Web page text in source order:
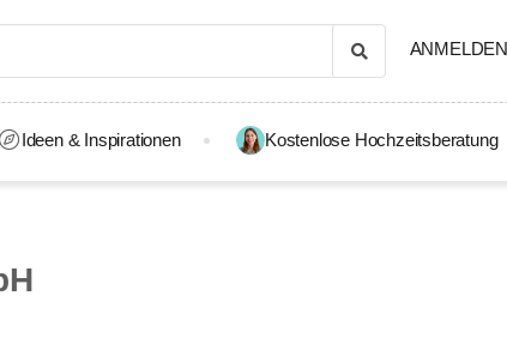
ANMELDEN
Ideen & Inspirationen Kostenlose Hochzeitsberatung